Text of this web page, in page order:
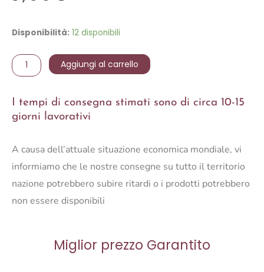
Disponibilità: 12 disponibili
ciotola
vetro
con
Trasparente
Ø
cm
quantità
Aggiungi al carrello
I tempi di consegna stimati sono di circa 10-15
giorni lavorativi
A causa dell’attuale situazione economica mondiale, vi
informiamo che le nostre consegne su tutto il territorio
nazione potrebbero subire ritardi o i prodotti potrebbero
non essere disponibili
Miglior prezzo Garantito